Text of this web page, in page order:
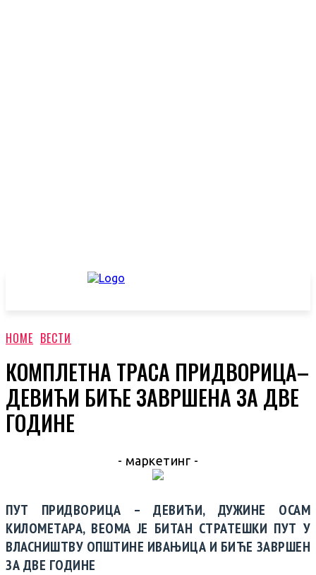
HOME ВЕСТИ
КОМПЛЕТНА ТРАСА ПРИДВОРИЦА–
ДЕВИЋИ БИЋЕ ЗАВРШЕНА ЗА ДВЕ
ГОДИНЕ
- маркетинг -
ПУТ ПРИДВОРИЦА – ДЕВИЋИ, ДУЖИНЕ ОСАМ
КИЛОМЕТАРА, ВЕОМА ЈЕ БИТАН СТРАТЕШКИ ПУТ У
ВЛАСНИШТВУ ОПШТИНЕ ИВАЊИЦА И БИЋЕ ЗАВРШЕН
ЗА ДВЕ ГОДИНЕ